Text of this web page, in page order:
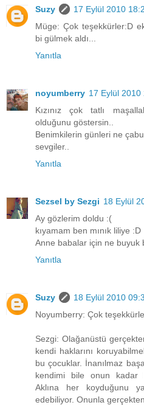
Suzy
17 Eylül 2010
Müge: Çok teşekkürler:D
bi gülmek aldı...
Yanıtla
noyumberry 17 Eylül 2010
Kızınız çok tatlı
olduğunu göstersin..
Benimkilerin günleri ne
sevgiler..
Yanıtla
Sezsel by Sezgi 18 Eylül
Ay gözlerim doldu :(
kıyamam ben mınık liliye :D
Anne babalar için ne buyuk
Yanıtla
Suzy
18 Eylül 2010
Noyumberry: Çok
Sezgi: Olağanüstü
kendi haklarını
bu çocuklar. İnanılmaz
kendimi bile onun kadar
Aklına her koyduğunu
edebiliyor. Onunla